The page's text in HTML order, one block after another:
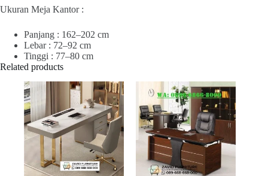
Ukuran Meja Kantor :
Panjang : 162–202 cm
Lebar : 72–92 cm
Tinggi : 77–80 cm
Related products